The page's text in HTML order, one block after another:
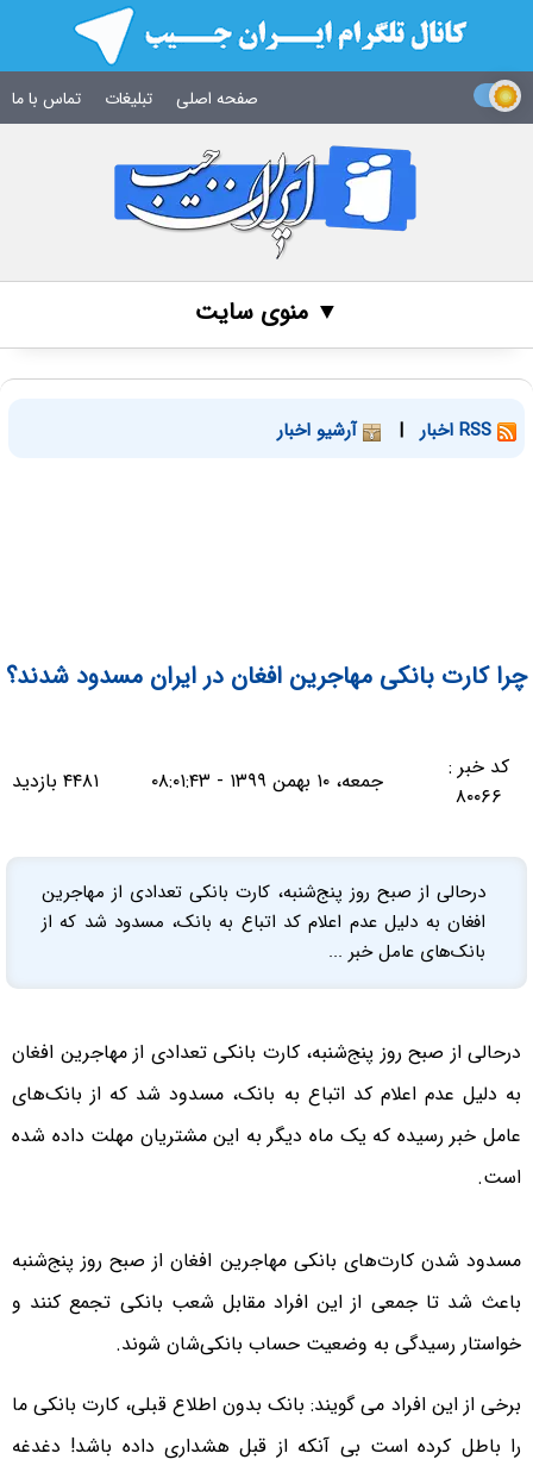
صفحه اصلی تبلیغات تماس با ما
▼ منوی سایت
| آرشیو اخبار
چرا کارت بانکی مهاجرین افغان در ایران مسدود شدند؟
کد خبر :
۸۰۰۶۶
جمعه، ۱۰ بهمن ۱۳۹۹ - ۰۸:۰۱:۴۳ ۴۴۸۱ بازدید
درحالی از صبح روز پنج‌شنبه، کارت بانکی تعدادی از مهاجرین
افغان به دلیل عدم اعلام کد اتباع به بانک، مسدود شد که از
بانک‌های عامل خبر ...
درحالی از صبح روز پنج‌شنبه، کارت بانکی تعدادی از مهاجرین افغان
به دلیل عدم اعلام کد اتباع به بانک، مسدود شد که از بانک‌های
عامل خبر رسیده که یک ماه دیگر به این مشتریان مهلت داده شده
است.
مسدود شدن کارت‌های بانکی مهاجرین افغان از صبح روز پنج‌شنبه
باعث شد تا جمعی از این افراد مقابل شعب بانکی تجمع کنند و
خواستار رسیدگی به وضعیت حساب بانکی‌شان شوند.
برخی از این افراد می گویند: بانک بدون اطلاع قبلی، کارت بانکی ما
را باطل کرده است بی آنکه از قبل هشداری داده باشد! دغدغه